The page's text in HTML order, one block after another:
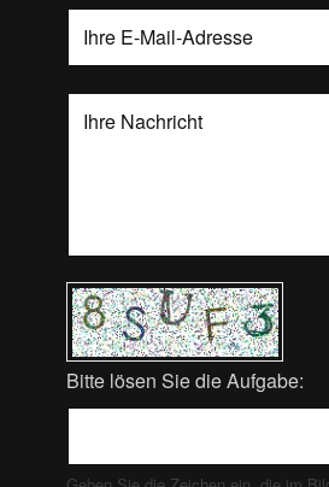
Bitte lösen Sie die Aufgabe: